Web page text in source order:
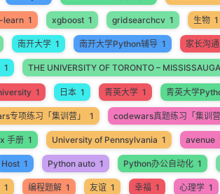
learn 1 xgboost 1 gridsearchcv 1 生物 1
南开大学 1 南开大学Python辅导 1 家长沟通
1 THE UNIVERSITY OF TORONTO – MISSISSAUGA
1 日本 1 青英大学 1 青英大学
专项练习「集训营」 1 codewars真题练习「集训营
手册 1 University of Pennsylvania 1 avenue
Host 1 Python auto 1 Python办公自动化 1
1 编程题解 1 友谊 1 幸福 1 心理学 1